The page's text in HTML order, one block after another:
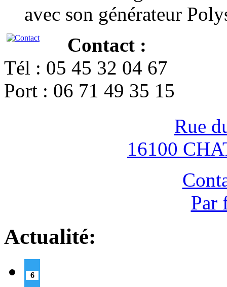
avec son générateur
Contact :
Tél : 05 45 32 04 67
Port : 06 71 49 35 15
Rue
16100
Par
Actualité:
6